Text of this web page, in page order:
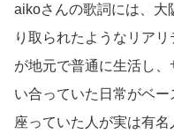
aikoさんの歌詞には、大
り取られたようなリア
が地元で普通に生活し
い合っていた日常がベ
座っていた人が実は有